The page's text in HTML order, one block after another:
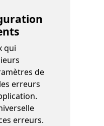
qui
de
erreurs
erreurs.